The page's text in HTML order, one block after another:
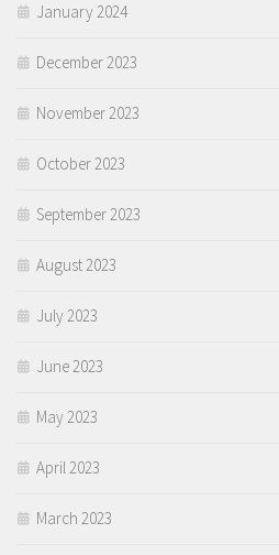
January 2024
December 2023
November 2023
October 2023
September 2023
August 2023
July 2023
June 2023
May 2023
April 2023
March 2023